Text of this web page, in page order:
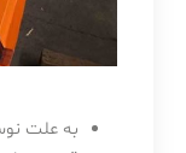
به علت